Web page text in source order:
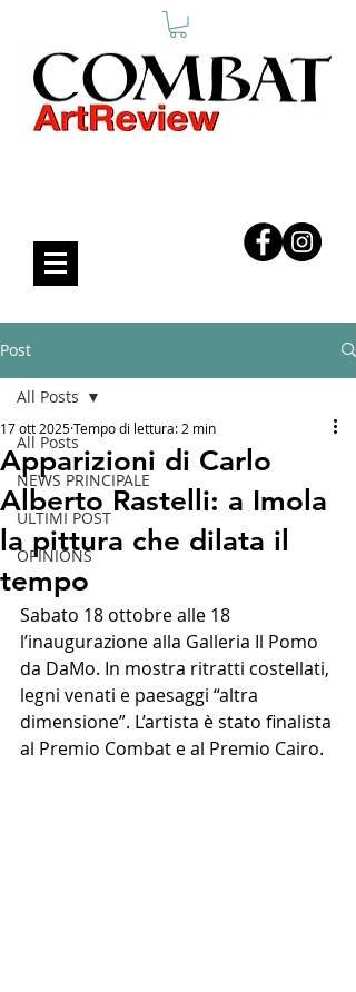
Post
All Posts
NEWS PRINCIPALE
ULTIMI POST
OPINIONS
All Posts
Apparizioni di Carlo
Alberto Rastelli: a Imola
la pittura che dilata il
tempo
17 ott 2025Tempo di lettura: 2 min
Sabato 18 ottobre alle 18
l’inaugurazione alla Galleria Il Pomo
da DaMo. In mostra ritratti costellati,
legni venati e paesaggi “altra
dimensione”. L’artista è stato finalista
al Premio Combat e al Premio Cairo.